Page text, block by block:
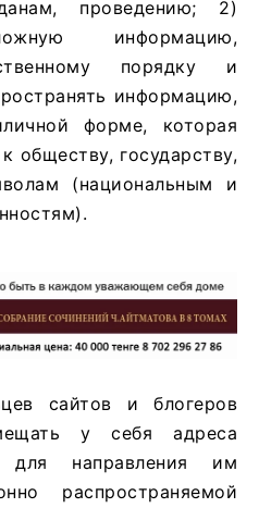
проведению; 2)
информацию,
порядку и
информацию,
форме, которая
обществу, государству,
(национальным и
сайтов и блогеров
у себя адреса
для направления им
распространяемой